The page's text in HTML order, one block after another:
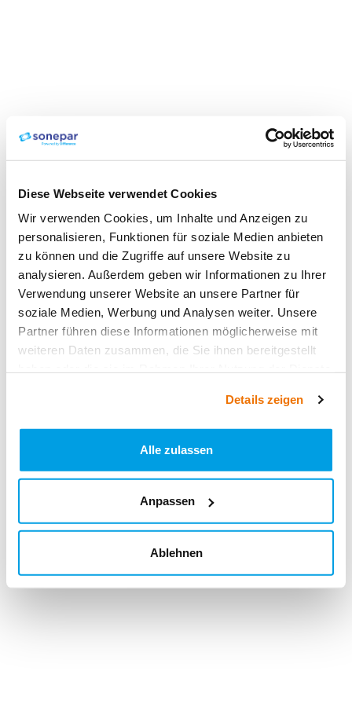
Diese Webseite verwendet Cookies
Wir verwenden Cookies, um Inhalte und Anzeigen zu
personalisieren, Funktionen für soziale Medien anbieten
zu können und die Zugriffe auf unsere Website zu
analysieren. Außerdem geben wir Informationen zu Ihrer
Verwendung unserer Website an unsere Partner für
soziale Medien, Werbung und Analysen weiter. Unsere
Partner führen diese Informationen möglicherweise mit
weiteren Daten zusammen, die Sie ihnen bereitgestellt
Details zeigen
Alle zulassen
Anpassen
Ablehnen